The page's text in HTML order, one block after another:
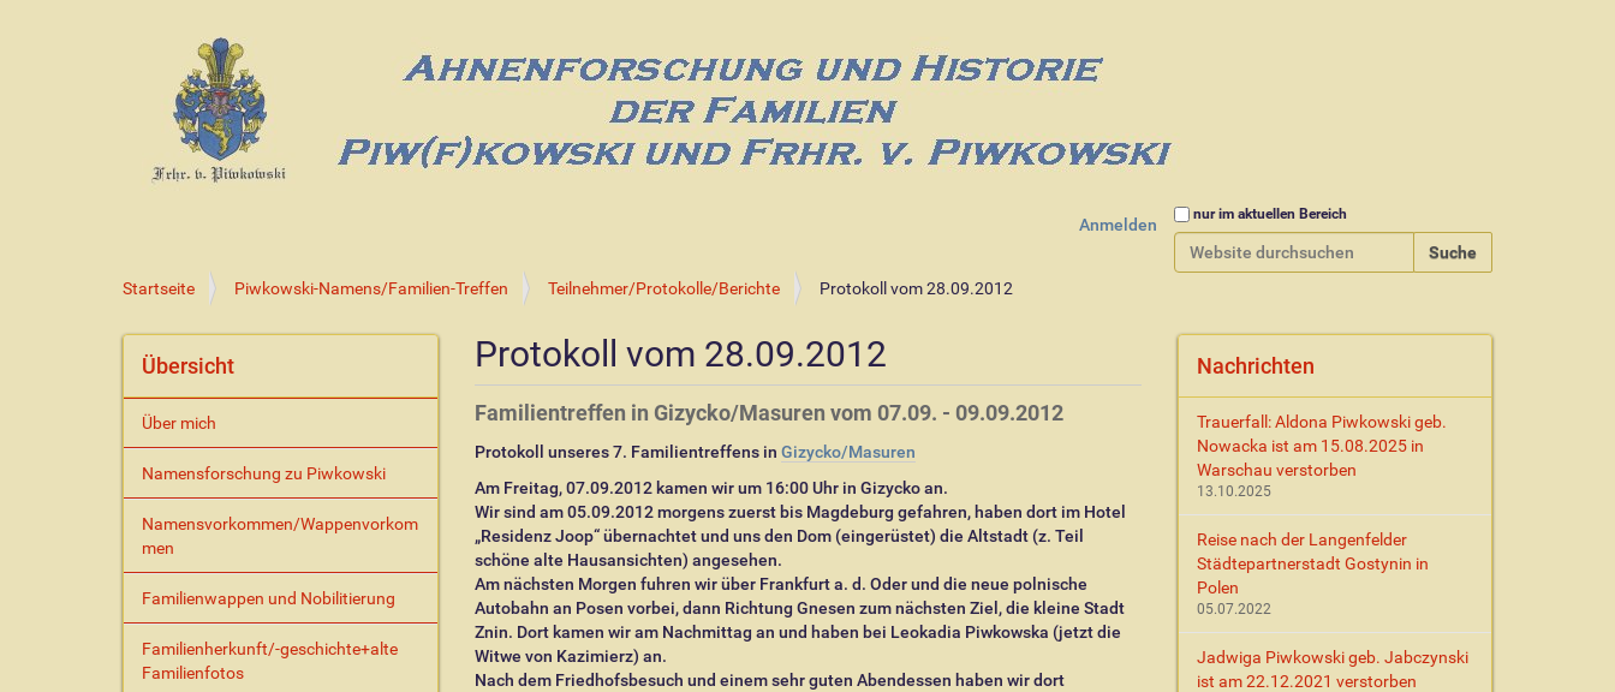
Website durchsuchen
nur im aktuellen Bereich
Anmelden
S
e
h
e
Startseite Piwkowski-Namens/Familien-Treffen Teilnehmer/Protokolle/Berichte Protokoll vom 28.09.2012
Protokoll vom 28.09.2012
Familientreffen in Gizycko/Masuren vom 07.09. - 09.09.2012
Protokoll unseres 7. Familientreffens in Gizycko/Masuren
Am Freitag, 07.09.2012 kamen wir um 16:00 Uhr in Gizycko an.
Wir sind am 05.09.2012 morgens zuerst bis Magdeburg gefahren, haben dort im Hotel
„Residenz Joop“ übernachtet und uns den Dom (eingerüstet) die Altstadt (z. Teil
schöne alte Hausansichten) angesehen.
Am nächsten Morgen fuhren wir über Frankfurt a. d. Oder und die neue polnische
Autobahn an Posen vorbei, dann Richtung Gnesen zum nächsten Ziel, die kleine Stadt
Znin. Dort kamen wir am Nachmittag an und haben bei Leokadia Piwkowska (jetzt die
Witwe von Kazimierz) an.
Nach dem Friedhofsbesuch und einem sehr guten Abendessen haben wir dort
Übersicht
Über mich
Namensforschung zu Piwkowski
Namensvorkommen/Wappenvorkom
men
Familienwappen und Nobilitierung
Familienherkunft/-geschichte+alte
Familienfotos
Nachrichten
Trauerfall: Aldona Piwkowski geb.
Nowacka ist am 15.08.2025 in
Warschau verstorben
13.10.2025
Reise nach der Langenfelder
Städtepartnerstadt Gostynin in
Polen
05.07.2022
Jadwiga Piwkowski geb. Jabczynski
ist am 22.12.2021 verstorben